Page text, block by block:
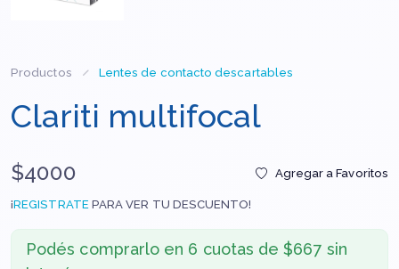
Productos Lentes de contacto descartables
Clariti multifocal
$4000 Agregar a Favoritos
¡REGISTRATEPARA VER TU DESCUENTO!
Podés comprarlo en 6 cuotas de $667 sin